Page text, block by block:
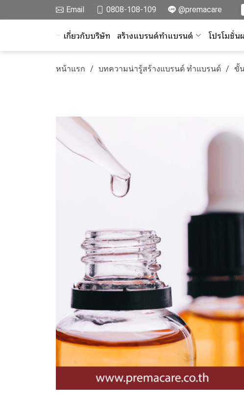
Email 0808-108-109 @premacare
เกี่ยวกับบริษัท สร้างแบรนด์ทำแบรนด์ โปรโมชั่น
หน้าแรก บทความน่ารู้สร้างแบรนด์ ทำแบรนด์ ขั้